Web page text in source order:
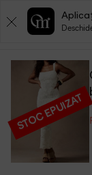
STOC EPUIZAT